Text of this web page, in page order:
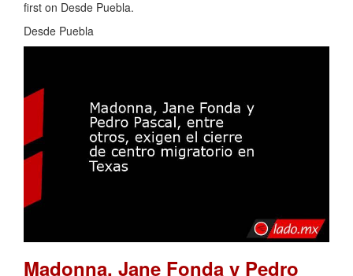
first on Desde Puebla.
Desde Puebla
Madonna, Jane Fonda y Pedro